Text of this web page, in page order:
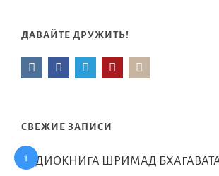
ДАВАЙТЕ ДРУЖИТЬ!
СВЕЖИЕ ЗАПИСИ
АУДИОКНИГА ШРИМАД